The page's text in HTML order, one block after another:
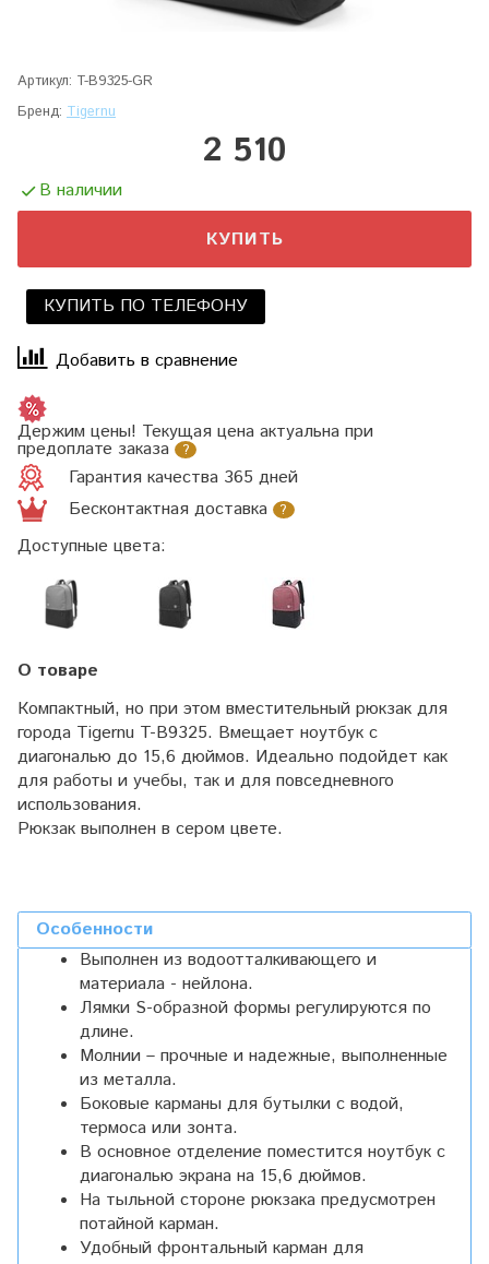
Артикул: T-B9325-GR
Бренд: Tigernu
2 510
В наличии
КУПИТЬ
КУПИТЬ ПО ТЕЛЕФОНУ
Добавить в сравнение
Держим цены! Текущая цена актуальна при
предоплате заказа ?
Гарантия качества 365 дней
Бесконтактная доставка
?
Доступные цвета:
О товаре
Компактный, но при этом вместительный рюкзак для
города Tigernu T-B9325. Вмещает ноутбук с
диагональю до 15,6 дюймов. Идеально подойдет как
для работы и учебы, так и для повседневного
использования.
Рюкзак выполнен в сером цвете.
Особенности
Выполнен из водоотталкивающего и
материала - нейлона.
Лямки S-образной формы регулируются по
длине.
Молнии – прочные и надежные, выполненные
из металла.
Боковые карманы для бутылки с водой,
термоса или зонта.
В основное отделение поместится ноутбук с
диагональю экрана на 15,6 дюймов.
На тыльной стороне рюкзака предусмотрен
потайной карман.
Удобный фронтальный карман для